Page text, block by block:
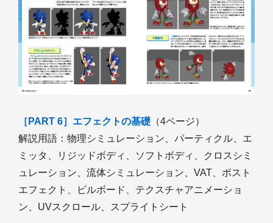
［PART 6］エフェクトの基礎 （4ページ）
解説用語：物理シミュレーション、パーティクル、エ
ミッタ、リジッドボディ、ソフトボディ、クロスシミ
ュレーション、流体シミュレーション、VAT、ポスト
エフェクト、ビルボード、テクスチャアニメーショ
ン、UVスクロール、スプライトシート